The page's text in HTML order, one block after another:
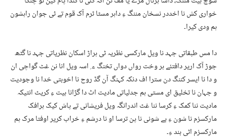
خواری کش نا اخددر نسخان مننگ ءِ داہر مسٹا ٹرم آک قوم تے ٹی جوان راہشون
ہم ودی کیرا۔
دا مس طبقاتی جہد نا ویل مارکسی نظریہ ٹی ہراڑ اسکان نظریاتی جہد نا گٹھ
جوڑ آک اریر دافتئے ہر وخت رواں دواں تخنگ ء ِ اسہ ویل انا نن غٹ گواچی ان
و دا نا ایسر کننگ دن سترا اف دنکہ کہنگ آن گڈ روح نا اخوبتی خدا نا وجودیت
و جہان نا تخلیق ای مستی ہم جدلیاتی مادیت اٹ دا گڑانا ہیت ءِ کریٹ انتیکہ
مادیت ننا کمک ءِ کرسا ننا غٹ اندرانگہ ویل فریشانی تے پاش کیک ہرافک
مارکسزم نا شون ءِ بے شونی نا پن ترسا او نا درشم ءِ خراب کریر اوفتا مرک ہم
مارکسزم اٹی بند ءِ۔